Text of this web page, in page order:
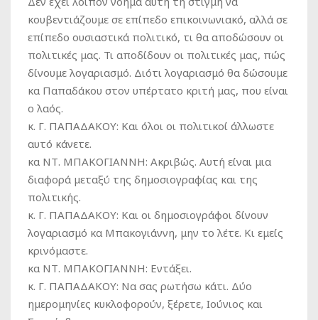
κουβεντιάζουμε σε επίπεδο επικοινωνιακό, αλλά σε
επίπεδο ουσιαστικά πολιτικό, τι θα αποδώσουν οι
πολιτικές μας. Τι αποδίδουν οι πολιτικές μας, πώς
δίνουμε λογαριασμό. Διότι λογαριασμό θα δώσουμε
κα Παπαδάκου στον υπέρτατο κριτή μας, που είναι
ο λαός.
κ. Γ. ΠΑΠΑΔΑΚΟΥ: Και όλοι οι πολιτικοί άλλωστε
αυτό κάνετε.
κα ΝΤ. ΜΠΑΚΟΓΙΑΝΝΗ: Ακριβώς. Αυτή είναι μια
διαφορά μεταξύ της δημοσιογραφίας και της
πολιτικής.
κ. Γ. ΠΑΠΑΔΑΚΟΥ: Και οι δημοσιογράφοι δίνουν
λογαριασμό κα Μπακογιάννη, μην το λέτε. Κι εμείς
κρινόμαστε.
κα ΝΤ. ΜΠΑΚΟΓΙΑΝΝΗ: Εντάξει.
κ. Γ. ΠΑΠΑΔΑΚΟΥ: Να σας ρωτήσω κάτι. Δύο
ημερομηνίες κυκλοφορούν, ξέρετε, Ιούνιος και